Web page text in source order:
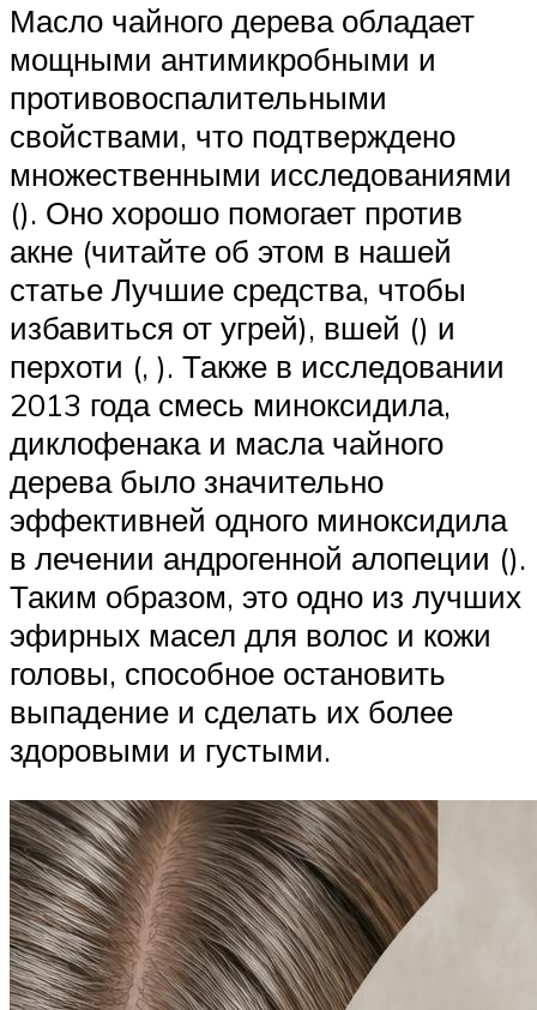
Масло чайного дерева обладает
мощными антимикробными и
противовоспалительными
свойствами, что подтверждено
множественными исследованиями
(). Оно хорошо помогает против
акне (читайте об этом в нашей
статье Лучшие средства, чтобы
избавиться от угрей), вшей () и
перхоти (, ). Также в исследовании
2013 года смесь миноксидила,
диклофенака и масла чайного
дерева было значительно
эффективней одного миноксидила
в лечении андрогенной алопеции ().
Таким образом, это одно из лучших
эфирных масел для волос и кожи
головы, способное остановить
выпадение и сделать их более
здоровыми и густыми.